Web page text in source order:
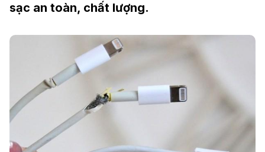
sạc an toàn, chất lượng.